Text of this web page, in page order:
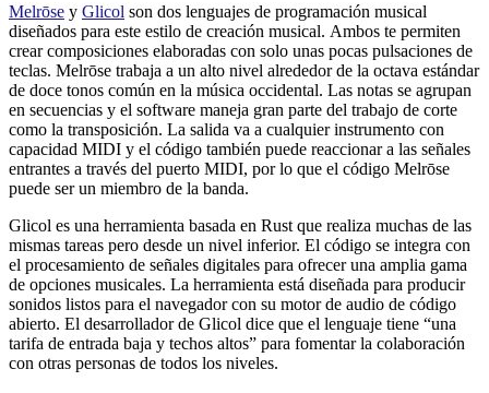
Melrōse y Glicol son dos lenguajes de programación musical
diseñados para este estilo de creación musical. Ambos te permiten
crear composiciones elaboradas con solo unas pocas pulsaciones de
teclas. Melrōse trabaja a un alto nivel alrededor de la octava estándar
de doce tonos común en la música occidental. Las notas se agrupan
en secuencias y el software maneja gran parte del trabajo de corte
como la transposición. La salida va a cualquier instrumento con
capacidad MIDI y el código también puede reaccionar a las señales
entrantes a través del puerto MIDI, por lo que el código Melrōse
puede ser un miembro de la banda.
Glicol es una herramienta basada en Rust que realiza muchas de las
mismas tareas pero desde un nivel inferior. El código se integra con
el procesamiento de señales digitales para ofrecer una amplia gama
de opciones musicales. La herramienta está diseñada para producir
sonidos listos para el navegador con su motor de audio de código
abierto. El desarrollador de Glicol dice que el lenguaje tiene “una
tarifa de entrada baja y techos altos” para fomentar la colaboración
con otras personas de todos los niveles.